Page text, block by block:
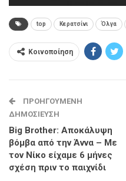
top Κερατσίνι Όλγα
Κοινοποίηση
ΠΡΟΗΓΟΎΜΕΝΗ
ΔΗΜΟΣΊΕΥΣΗ
Big Brother: Αποκάλυψη
βόμβα από την Άννα – Με
τον Νίκο είχαμε 6 μήνες
σχέση πριν το παιχνίδι